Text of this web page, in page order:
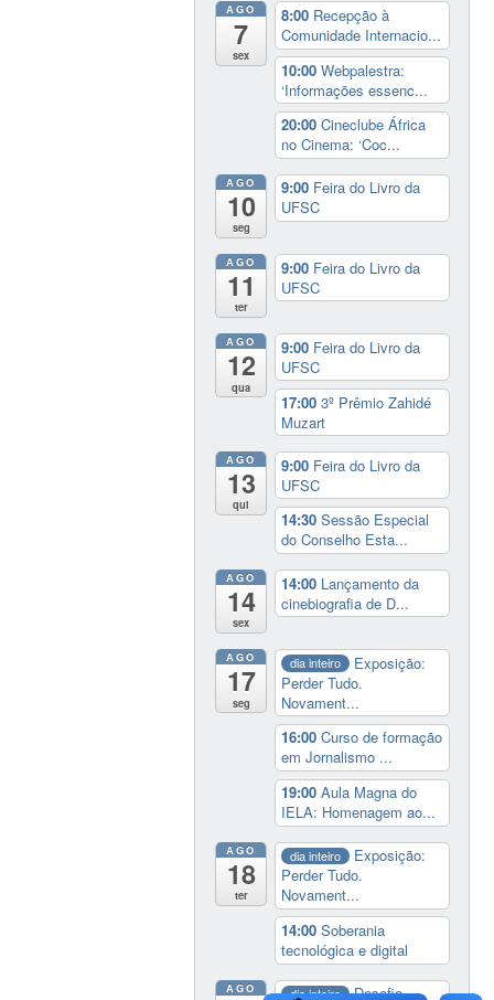
AGO
7
sex
8:00 Recepção à
Comunidade Internacio...
10:00Webpalestra:
‘Informações essenc...
20:00Cineclube África
no Cinema: ‘Coc...
AGO
10
seg
9:00 Feira do Livro da
UFSC
AGO
11
ter
9:00 Feira do Livro da
UFSC
AGO
12
qua
9:00 Feira do Livro da
UFSC
17:003º Prêmio Zahidé
Muzart
AGO
13
qui
9:00 Feira do Livro da
UFSC
14:30Sessão Especial
do Conselho Esta...
AGO
14
sex
14:00 Lançamento da
cinebiografia de D...
AGO
17
seg
dia inteiro
Exposição:
Perder Tudo.
Novament...
16:00Curso de formação
em Jornalismo ...
19:00Aula Magna do
IELA: Homenagem ao...
AGO
18
ter
dia inteiro
Exposição:
Perder Tudo.
Novament...
14:00Soberania
tecnológica e digital
AGO dia inteiro Desafio